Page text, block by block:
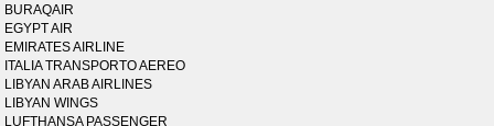
BURAQAIR
EGYPT AIR
EMIRATES AIRLINE
ITALIA TRANSPORTO AEREO
LIBYAN ARAB AIRLINES
LIBYAN WINGS
LUFTHANSA PASSENGER